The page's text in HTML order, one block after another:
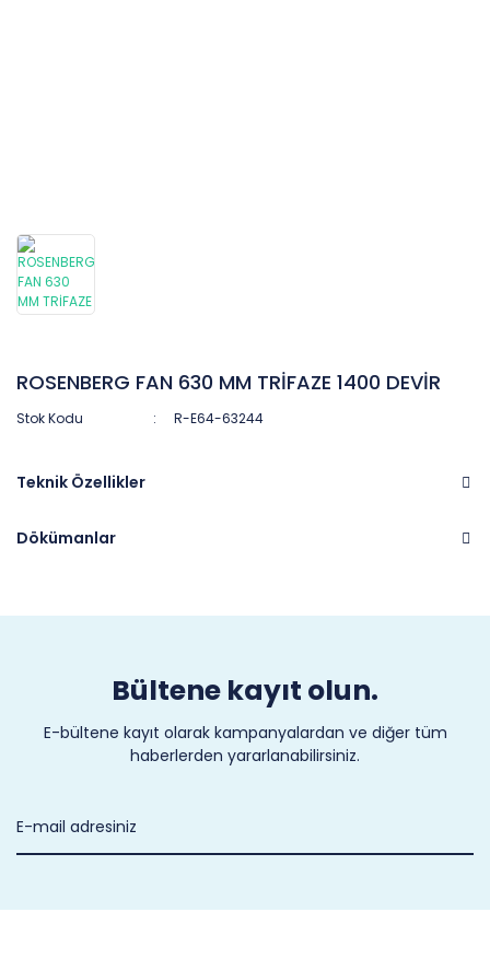
ROSENBERG FAN 630 MM TRİFAZE 1400 DEVİR
Stok Kodu R-E64-63244
Teknik Özellikler
Dökümanlar
Bültene kayıt olun.
E-bültene kayıt olarak kampanyalardan ve diğer tüm
haberlerden yararlanabilirsiniz.